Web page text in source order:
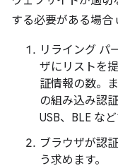
する必要がある場合
リライング パ
ザにリストを
証情報の数。
の組み込み認
USB、BLE な
ブラウザが認
う求めます。